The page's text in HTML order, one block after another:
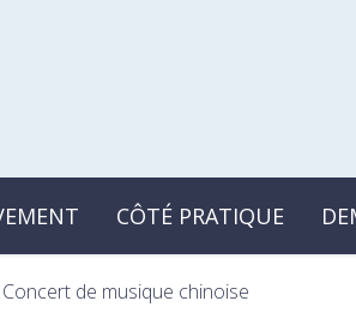
CÔTÉ PRATIQUE
Concert de musique chinoise